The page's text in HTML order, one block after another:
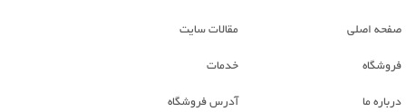
صفحه اصلی
فروشگاه
درباره ما
مقالات سایت
خدمات
آدرس فروشگاه